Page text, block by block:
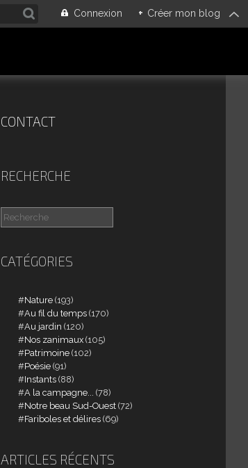
Connexion + Créer mon blog
CONTACT
RECHERCHE
CATÉGORIES
Nature (193)
Au fil du temps (170)
Au jardin (120)
Nos zanimaux (105)
Patrimoine (102)
Poésie (91)
Instants (88)
A la campagne...
(78)
Notre beau Sud-Ouest (72)
Fariboles et délires (69)
ARTICLES RÉCENTS